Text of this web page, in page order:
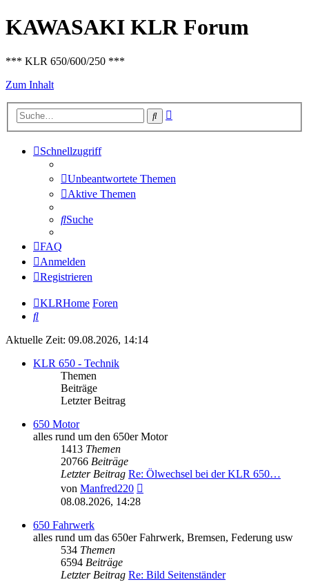
KAWASAKI KLR Forum
*** KLR 650/600/250 ***
Zum Inhalt
Suche
Schnellzugriff
Unbeantwortete Themen
Aktive Themen
Suche
FAQ
Anmelden
Registrieren
KLRHome Foren
Suche
Aktuelle Zeit: 09.08.2026, 14:14
KLR 650 - Technik
Themen
Beiträge
Letzter Beitrag
650 Motor
alles rund um den 650er Motor
1413 Themen
20766 Beiträge
Letzter Beitrag Re: Ölwechsel bei der KLR 650…
von Manfred220
08.08.2026, 14:28
650 Fahrwerk
alles rund um das 650er Fahrwerk, Bremsen, Federung usw
534 Themen
6594 Beiträge
Letzter Beitrag Re: Bild Seitenständer